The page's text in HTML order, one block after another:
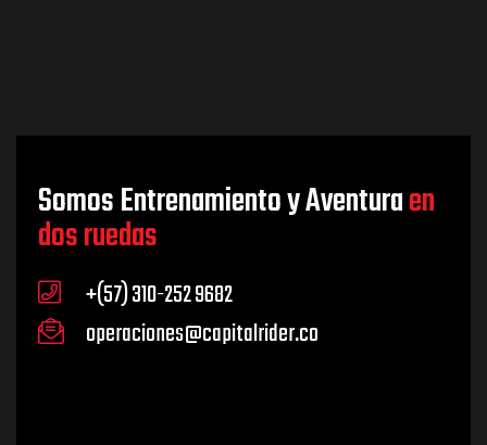
Somos Entrenamiento y Aventuraen
dos ruedas
+(57) 310-252 9682
operaciones@capitalrider.co